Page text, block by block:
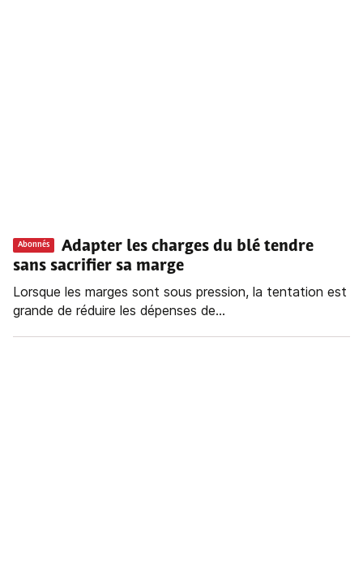
Abonnés
Adapter les charges du blé tendre
sans sacrifier sa marge
Lorsque les marges sont sous pression, la tentation est
grande de réduire les dépenses de...